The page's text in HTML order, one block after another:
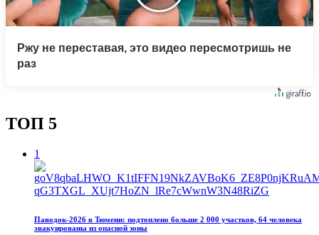
Ржу не переставая, это видео пересмотришь не
раз
ТОП 5
1
Паводок‑2026 в Тюмени: подтоплено больше 2 000 участков, 64 человека
эвакуированы из опасной зоны